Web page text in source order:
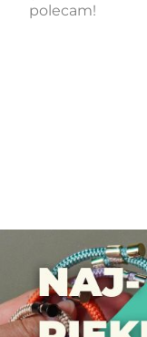
polecam!